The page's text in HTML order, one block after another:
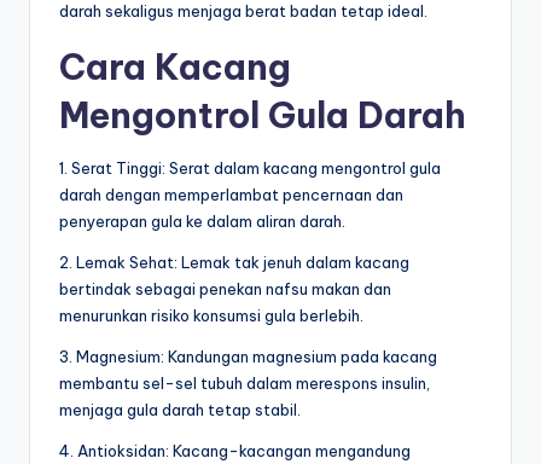
darah sekaligus menjaga berat badan tetap ideal.
Cara Kacang
Mengontrol Gula Darah
1. Serat Tinggi: Serat dalam kacang mengontrol gula
darah dengan memperlambat pencernaan dan
penyerapan gula ke dalam aliran darah.
2. Lemak Sehat: Lemak tak jenuh dalam kacang
bertindak sebagai penekan nafsu makan dan
menurunkan risiko konsumsi gula berlebih.
3. Magnesium: Kandungan magnesium pada kacang
membantu sel-sel tubuh dalam merespons insulin,
menjaga gula darah tetap stabil.
4. Antioksidan: Kacang-kacangan mengandung